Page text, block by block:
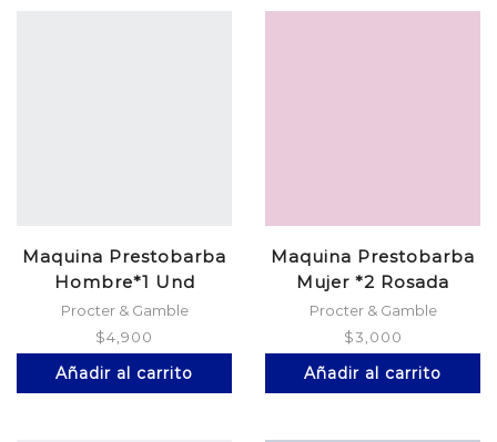
Maquina Prestobarba
Hombre*1 Und
Procter & Gamble
$4,900
Añadir al carrito
Maquina Prestobarba
Mujer *2 Rosada
Procter & Gamble
$3,000
Añadir al carrito